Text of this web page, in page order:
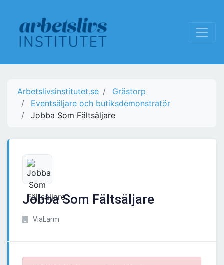
Arbetslivsinstitutet.se
Grästorp
Eventsäljare och butiksdemonstratör
Jobba Som Fältsäljare
Jobba Som Fältsäljare
ViaLarm